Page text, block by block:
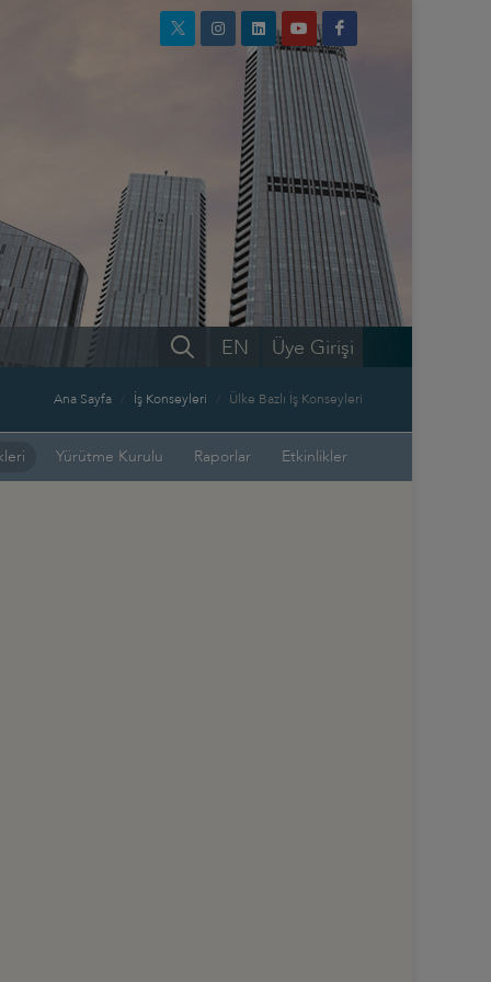
Üye Girişi
EN
Ana Sayfa İş Konseyleri Ülke Bazlı İş Konseyleri
Yürütme Kurulu Raporlar Etkinlikler